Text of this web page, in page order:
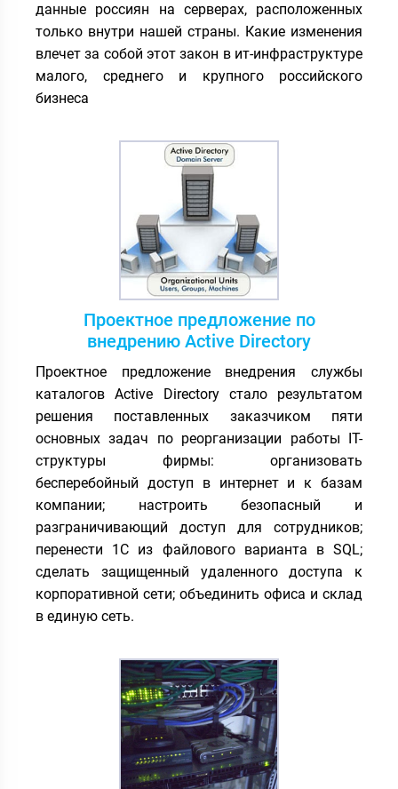
данные россиян на серверах, расположенных
только внутри нашей страны. Какие изменения
влечет за собой этот закон в ит-инфраструктуре
малого, среднего и крупного российского
бизнеса
Проектное предложение по
внедрению Active Directory
Проектное предложение внедрения службы
каталогов Active Directory стало результатом
решения поставленных заказчиком пяти
основных задач по реорганизации работы IT-
структуры фирмы: организовать
бесперебойный доступ в интернет и к базам
компании; настроить безопасный и
разграничивающий доступ для сотрудников;
перенести 1С из файлового варианта в SQL;
сделать защищенный удаленного доступа к
корпоративной сети; объединить офиса и склад
в единую сеть.